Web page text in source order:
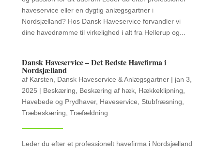
haveservice eller en dygtig anlægsgartner i
Nordsjælland? Hos Dansk Haveservice forvandler vi
dine havedrømme til virkelighed i alt fra Hellerup og...
Dansk Haveservice – Det Bedste Havefirma i
Nordsjælland
af Karsten, Dansk Haveservice & Anlægsgartner| jan 3,
2025 | Beskæring Beskæring af hæk, Hækkeklipning
Havebede og Prydhaver, Haveservice Stubfræsning
Træbeskæring Træfældning
Leder du efter et professionelt havefirma i Nordsjælland